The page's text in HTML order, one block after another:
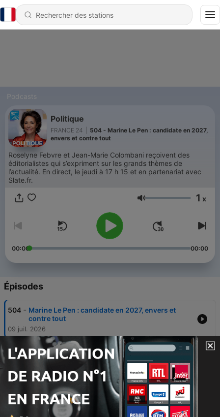
Podcasts
Politique
FRANCE 24
504 - Marine Le Pen : candidate en 2027,
envers et contre tout
Roselyne Febvre et Jean-Marie Colombani reçoivent des
éditorialistes qui s’expriment sur les grands thèmes de
l’actualité. En direct, le jeudi à 17 h 15 et en partenariat avec
Slate.fr.
Volume 1 x
00:00 00:00
Épisodes
504 - Marine Le Pen : candidate en 2027, envers et
contre tout
09 juil. 2026
503 - Présidentielle 2027 : la question des ralliements,
le RN suspendu à la décision de la Cour d'appel
Politique : l'affaire Lyhanna, Marc Bloch au
Panthéon, et la Corse
25 juin 2026